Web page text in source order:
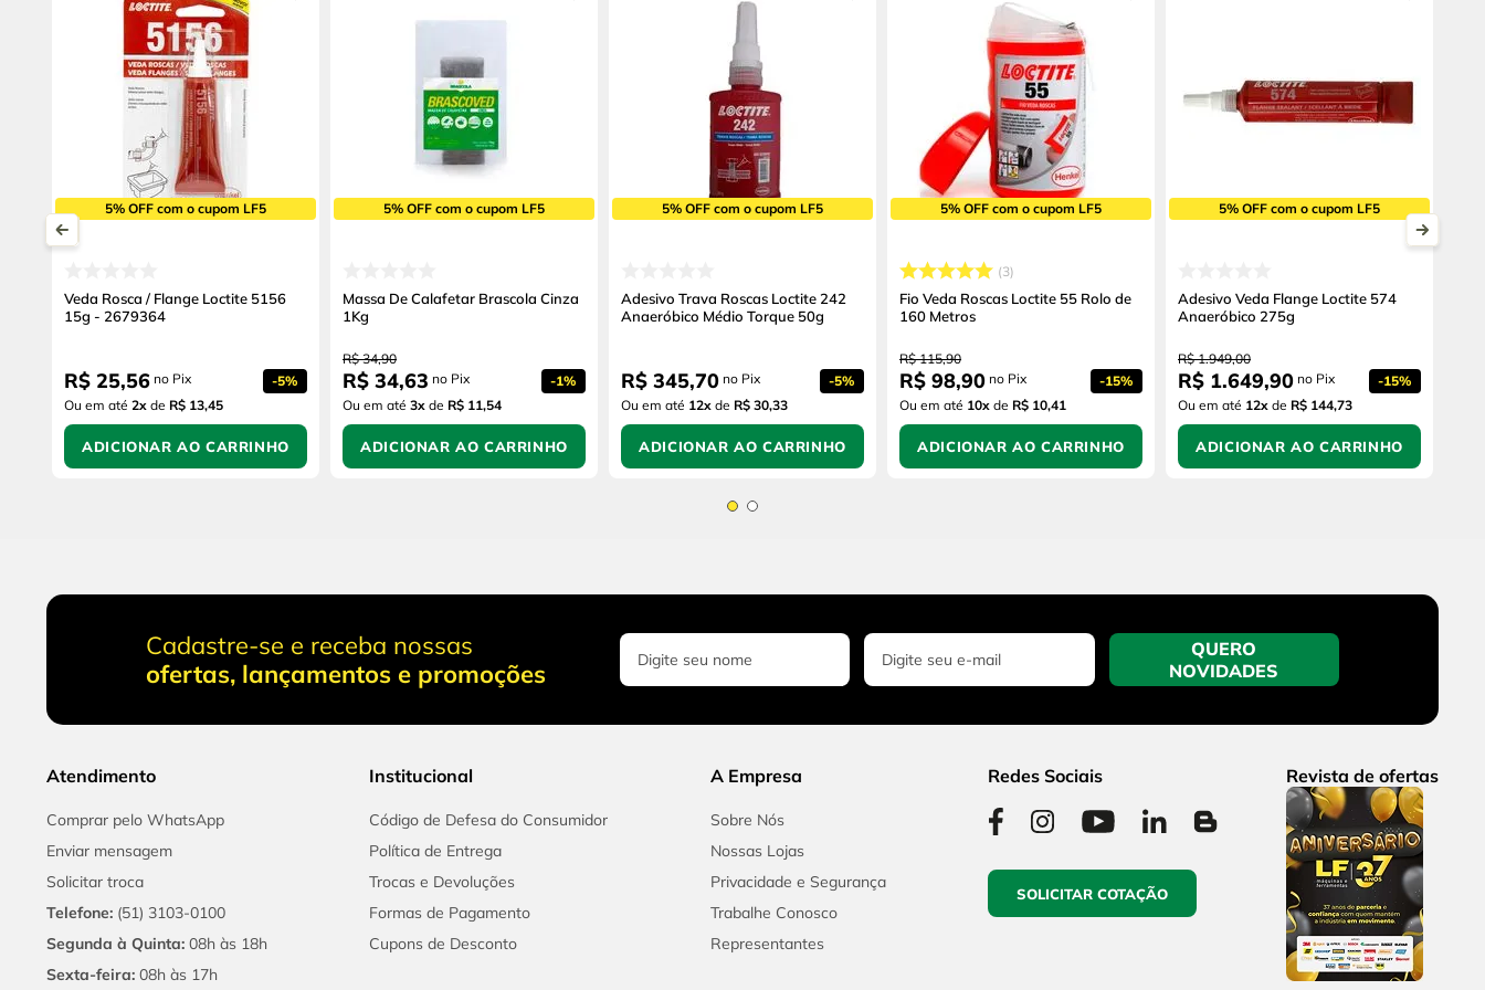
5% OFF com o cupom LF5
Veda Rosca / Flange Loctite 5156
15g - 2679364
R$ 25,56 no Pix -5%
Ou em até 2x de R$ 13,45
ADICIONAR AO CARRINHO
5% OFF com o cupom LF5
Massa De Calafetar Brascola Cinza
1Kg
R$ 34,90
R$ 34,63 no Pix -1%
Ou em até 3x de R$ 11,54
ADICIONAR AO CARRINHO
5% OFF com o cupom LF5
Adesivo Trava Roscas Loctite 242
Anaeróbico Médio Torque 50g
R$ 345,70 no Pix -5%
Ou em até 12x de R$ 30,33
ADICIONAR AO CARRINHO
5% OFF com o cupom LF5
3
Fio Veda Roscas Loctite 55 Rolo de
160 Metros
R$ 115,90
R$ 98,90 no Pix -15%
Ou em até 10x de R$ 10,41
ADICIONAR AO CARRINHO
5% OFF com o cupom LF5
Adesivo Veda Flange Loctite 574
Anaeróbico 275g
R$ 1.949,00
R$ 1.649,90 no Pix -15%
Ou em até 12x de R$ 144,73
ADICIONAR AO CARRINHO
Cadastre-se e receba nossas
ofertas, lançamentos e promoções
QUERO
NOVIDADES
Atendimento
Comprar pelo WhatsApp
Enviar mensagem
Solicitar troca
Telefone: (51) 3103-0100
Segunda à Quinta: 08h às 18h
Sexta-feira: 08h às 17h
Institucional
Código de Defesa do Consumidor
Política de Entrega
Trocas e Devoluções
Formas de Pagamento
Cupons de Desconto
A Empresa
Sobre Nós
Nossas Lojas
Privacidade e Segurança
Trabalhe Conosco
Representantes
Redes Sociais
SOLICITAR COTAÇÃO
Revista de ofertas